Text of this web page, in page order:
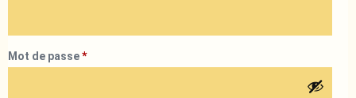
Mot de passe*